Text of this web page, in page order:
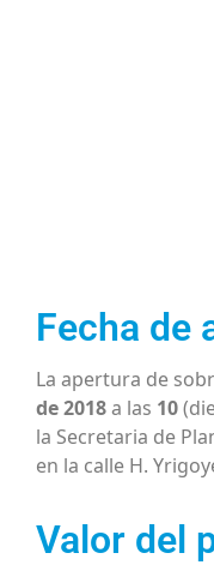
Fecha de
La apertura de
de 2018a las 10
la Secretaria de
en la calle H.
Valor del